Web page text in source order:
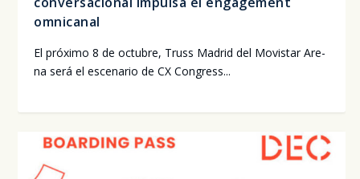
omnicanal
El pró­xi­mo 8 de octu­bre, Truss Madrid del Movis­tar Are­
na será el esce­na­rio de CX Con­gress...